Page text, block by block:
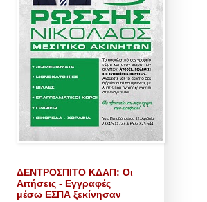
ΔΕΝΤΡΟΣΠΙΤΟ ΚΔΑΠ: Οι
Αιτήσεις - Εγγραφές
μέσω ΕΣΠΑ ξεκίνησαν